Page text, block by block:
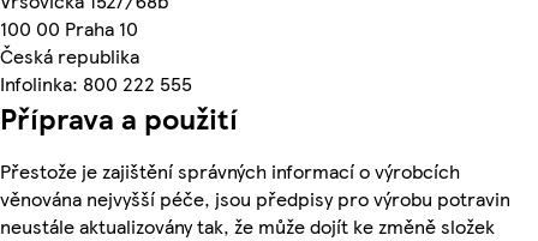
100 00 Praha 10
Česká republika
Infolinka: 800 222 555
Příprava a použití
Přestože je zajištění správných informací o výrobcích
věnována nejvyšší péče, jsou předpisy pro výrobu potravin
neustále aktualizovány tak, že může dojít ke změně složek